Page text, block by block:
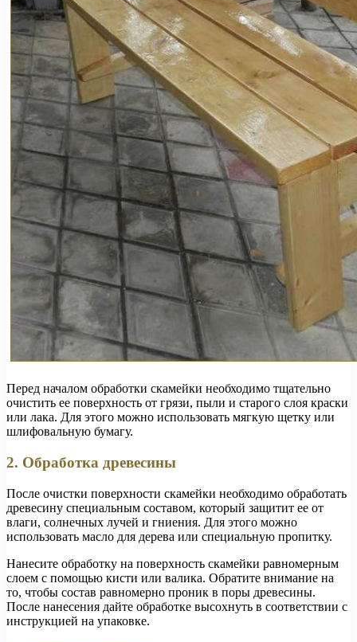
Перед началом обработки скамейки необходимо тщательно
очистить ее поверхность от грязи, пыли и старого слоя краски
или лака. Для этого можно использовать мягкую щетку или
шлифовальную бумагу.
2. Обработка древесины
После очистки поверхности скамейки необходимо обработать
древесину специальным составом, который защитит ее от
влаги, солнечных лучей и гниения. Для этого можно
использовать масло для дерева или специальную пропитку.
Нанесите обработку на поверхность скамейки равномерным
слоем с помощью кисти или валика. Обратите внимание на
то, чтобы состав равномерно проник в поры древесины.
После нанесения дайте обработке высохнуть в соответствии с
инструкцией на упаковке.